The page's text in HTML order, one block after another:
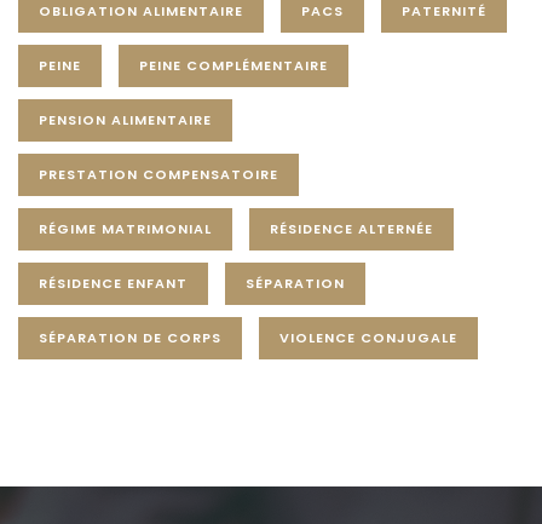
OBLIGATION ALIMENTAIRE PACS PATERNITÉ
PEINE PEINE COMPLÉMENTAIRE
PENSION ALIMENTAIRE
PRESTATION COMPENSATOIRE
RÉGIME MATRIMONIAL RÉSIDENCE ALTERNÉE
RÉSIDENCE ENFANT SÉPARATION
SÉPARATION DE CORPS VIOLENCE CONJUGALE